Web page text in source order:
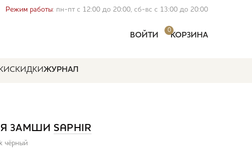
Режим работы: пн-пт с 12:00 до 20:00, сб-вс с 13:00 до 20:00
ВОЙТИ
0
КОРЗИНА
СКИДКИЖУРНАЛ
ЗАМШИSAPHIR
чёрный